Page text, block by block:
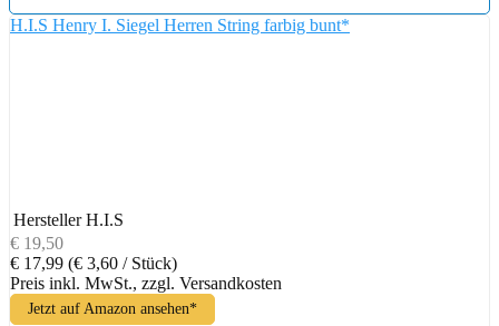
H.I.S Henry I. Siegel Herren String farbig bunt*
Hersteller H.I.S
€ 19,50
€ 17,99 (€ 3,60 / Stück)
Preis inkl. MwSt., zzgl. Versandkosten
Jetzt auf Amazon ansehen*